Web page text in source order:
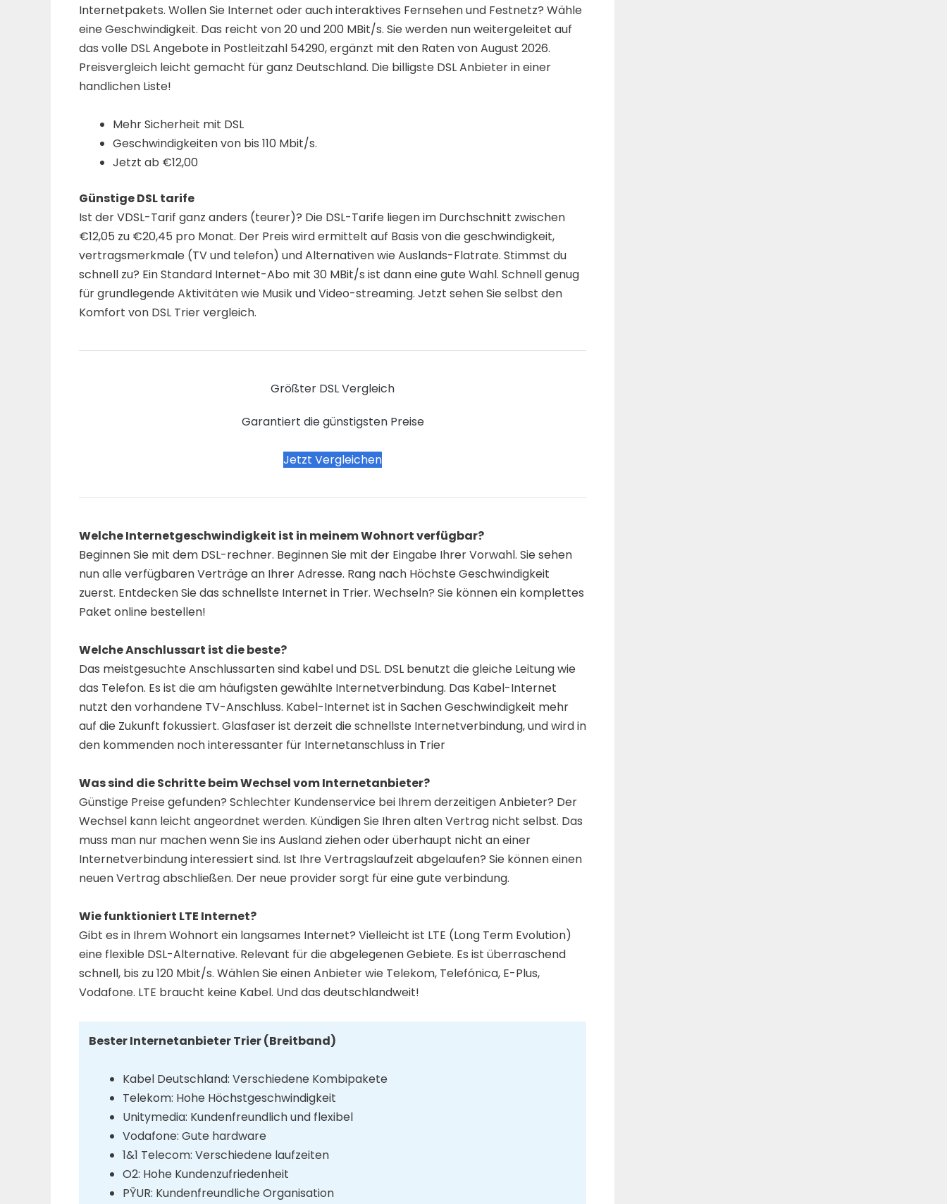
Internetpakets. Wollen Sie Internet oder auch interaktives Fernsehen und Festnetz? Wähle
eine Geschwindigkeit. Das reicht von 20 und 200 MBit/s. Sie werden nun weitergeleitet auf
das volle DSL Angebote in Postleitzahl 54290, ergänzt mit den Raten von August 2026.
Preisvergleich leicht gemacht für ganz Deutschland. Die billigste DSL Anbieter in einer
handlichen Liste!
Mehr Sicherheit mit DSL
Geschwindigkeiten von bis 110 Mbit/s.
Jetzt ab €12,00
Günstige DSL tarife
Ist der VDSL-Tarif ganz anders (teurer)? Die DSL-Tarife liegen im Durchschnitt zwischen
€12,05 zu €20,45 pro Monat. Der Preis wird ermittelt auf Basis von die geschwindigkeit,
vertragsmerkmale (TV und telefon) und Alternativen wie Auslands-Flatrate. Stimmst du
schnell zu? Ein Standard Internet-Abo mit 30 MBit/s ist dann eine gute Wahl. Schnell genug
für grundlegende Aktivitäten wie Musik und Video-streaming. Jetzt sehen Sie selbst den
Komfort von DSL Trier vergleich.
Größter DSL Vergleich
Garantiert die günstigsten Preise
Jetzt Vergleichen
Welche Internetgeschwindigkeit ist in meinem Wohnort verfügbar?
Beginnen Sie mit dem DSL-rechner. Beginnen Sie mit der Eingabe Ihrer Vorwahl. Sie sehen
nun alle verfügbaren Verträge an Ihrer Adresse. Rang nach Höchste Geschwindigkeit
zuerst. Entdecken Sie das schnellste Internet in Trier. Wechseln? Sie können ein komplettes
Paket online bestellen!
Welche Anschlussart ist die beste?
Das meistgesuchte Anschlussarten sind kabel und DSL. DSL benutzt die gleiche Leitung wie
das Telefon. Es ist die am häufigsten gewählte Internetverbindung. Das Kabel-Internet
nutzt den vorhandene TV-Anschluss. Kabel-Internet ist in Sachen Geschwindigkeit mehr
auf die Zukunft fokussiert. Glasfaser ist derzeit die schnellste Internetverbindung, und wird in
den kommenden noch interessanter für Internetanschluss in Trier
Was sind die Schritte beim Wechsel vom Internetanbieter?
Günstige Preise gefunden? Schlechter Kundenservice bei Ihrem derzeitigen Anbieter? Der
Wechsel kann leicht angeordnet werden. Kündigen Sie Ihren alten Vertrag nicht selbst. Das
muss man nur machen wenn Sie ins Ausland ziehen oder überhaupt nicht an einer
Internetverbindung interessiert sind. Ist Ihre Vertragslaufzeit abgelaufen? Sie können einen
neuen Vertrag abschließen. Der neue provider sorgt für eine gute verbindung.
Wie funktioniert LTE Internet?
Gibt es in Ihrem Wohnort ein langsames Internet? Vielleicht ist LTE (Long Term Evolution)
eine flexible DSL-Alternative. Relevant für die abgelegenen Gebiete. Es ist überraschend
schnell, bis zu 120 Mbit/s. Wählen Sie einen Anbieter wie Telekom, Telefónica, E-Plus,
Vodafone. LTE braucht keine Kabel. Und das deutschlandweit!
Bester Internetanbieter Trier (Breitband)
Kabel Deutschland: Verschiedene Kombipakete
Telekom: Hohe Höchstgeschwindigkeit
Unitymedia: Kundenfreundlich und flexibel
Vodafone: Gute hardware
1&1 Telecom: Verschiedene laufzeiten
O2: Hohe Kundenzufriedenheit
PŸUR: Kundenfreundliche Organisation